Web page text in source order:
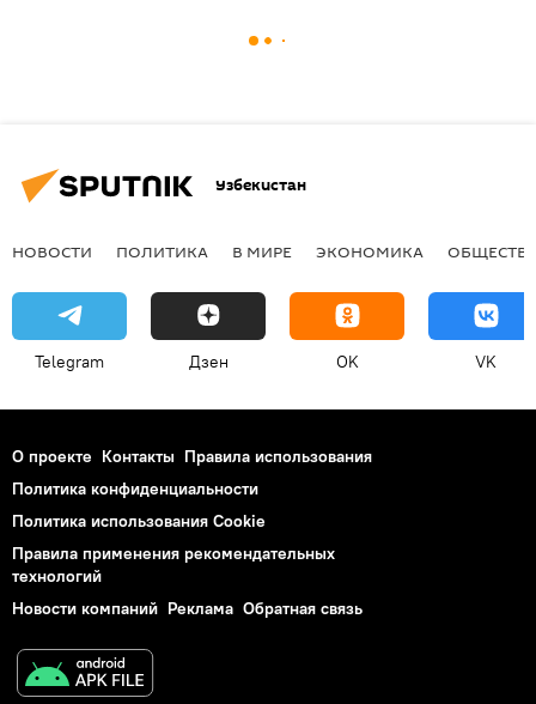
Узбекистан
НОВОСТИ ПОЛИТИКА В МИРЕ ЭКОНОМИКА
Telegram Дзен OK VK
О проекте Контакты Правила использования
Политика конфиденциальности
Политика использования Cookie
Правила применения рекомендательных
технологий
Новости компаний Реклама Обратная связь